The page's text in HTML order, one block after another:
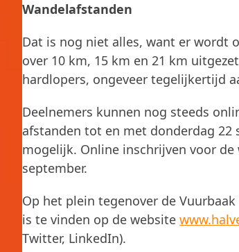
Wandelafstanden
Dat is nog niet alles, want er wordt
over 10 km, 15 km en 21 km
hardlopers, ongeveer tegelijkertijd
Deelnemers kunnen nog steeds
afstanden tot en met donderdag 22
mogelijk. Online inschrijven voor
september.
Op het plein tegenover de
is te vinden op de website
Twitter, LinkedIn).